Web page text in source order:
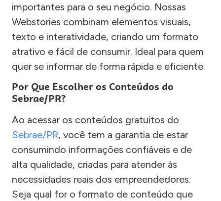
importantes para o seu negócio. Nossas
Webstories combinam elementos visuais,
texto e interatividade, criando um formato
atrativo e fácil de consumir. Ideal para quem
quer se informar de forma rápida e eficiente.
Por Que Escolher os Conteúdos do
Sebrae/PR?
Ao acessar os conteúdos gratuitos do
Sebrae/PR, você tem a garantia de estar
consumindo informações confiáveis e de
alta qualidade, criadas para atender às
necessidades reais dos empreendedores.
Seja qual for o formato de conteúdo que